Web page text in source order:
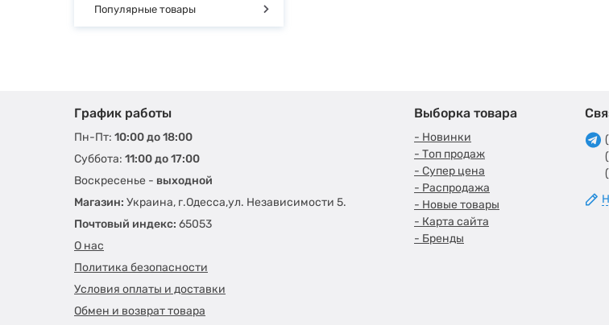
Популярные товары
График работы
Пн-Пт: 10:00 до 18:00
Суббота: 11:00 до 17:00
Воскресенье - выходной
Магазин: Украина, г.Одесса,ул. Независимости 5.
Почтовый индекс: 65053
О нас
Политика безопасности
Условия оплаты и доставки
Обмен и возврат товара
Выборка товара
- Новинки
- Топ продаж
- Супер цена
- Распродажа
- Новые товары
- Карта сайта
- Бренды